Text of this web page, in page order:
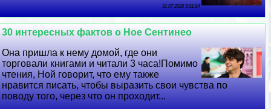
31 07 2026 5:31:24
30 интересных фактов о Ное Сентинео
Она пришла к нему домой, где они
торговали книгами и читали 3 часа!Помимо
чтения, Ной говорит, что ему также
нравится писать, чтобы выразить свои чувства по
поводу того, через что он проходит...